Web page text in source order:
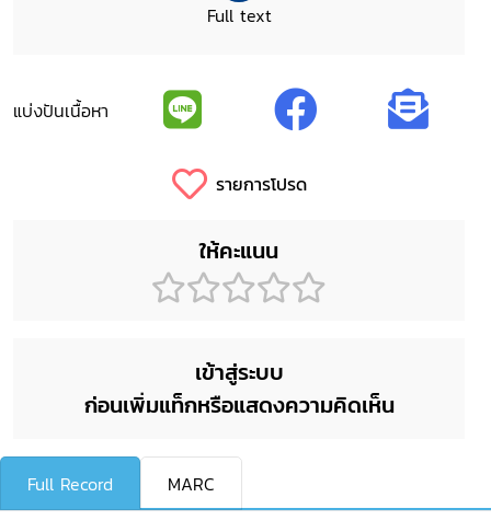
Full text
แบ่งปันเนื้อหา
รายการโปรด
ให้คะแนน
เข้าสู่ระบบ
ก่อนเพิ่มแท็กหรือแสดงความคิดเห็น
Full Record MARC